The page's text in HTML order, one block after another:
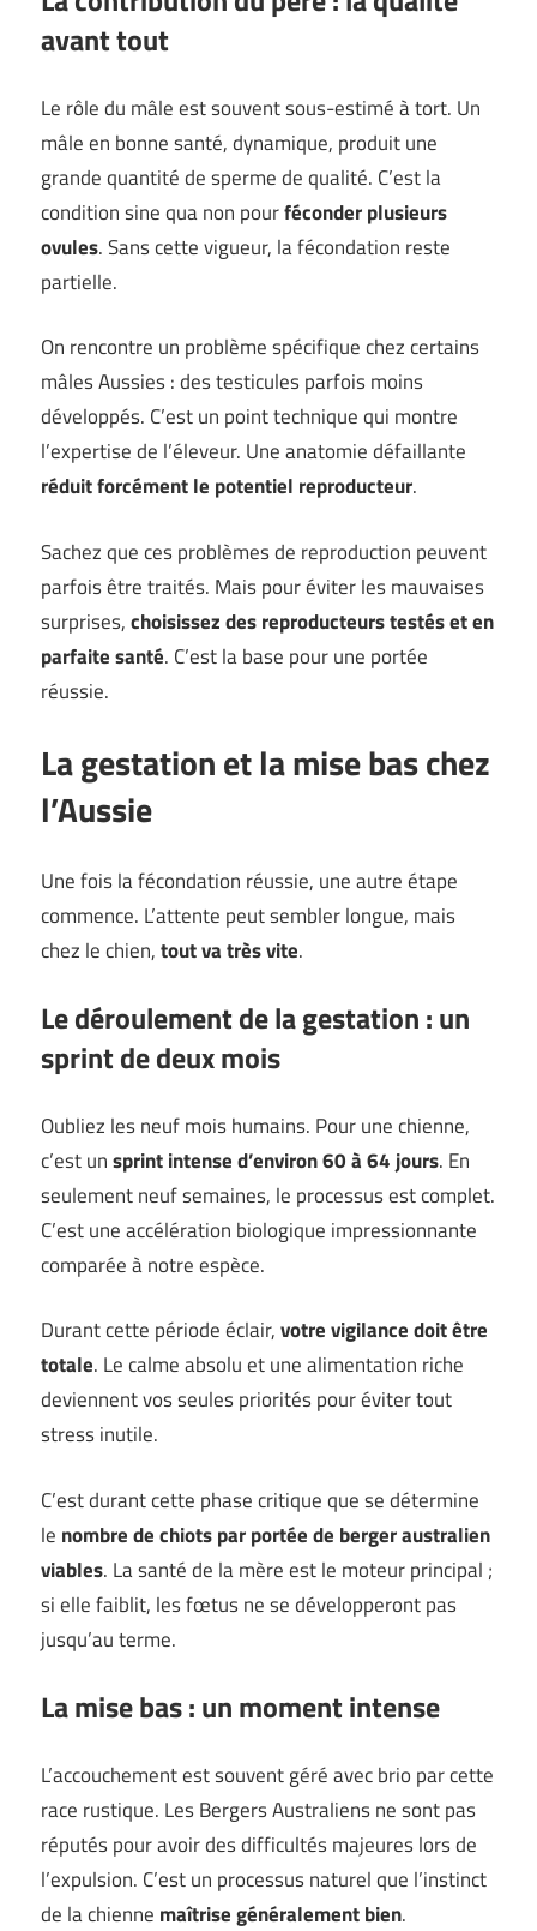
avant tout
Le rôle du mâle est souvent sous-estimé à tort. Un
mâle en bonne santé, dynamique, produit une
grande quantité de sperme de qualité. C’est la
condition sine qua non pourféconder plusieurs
ovules. Sans cette vigueur, la fécondation reste
partielle.
On rencontre un problème spécifique chez certains
mâles Aussies : des testicules parfois moins
développés. C’est un point technique qui montre
l’expertise de l’éleveur. Une anatomie défaillante
réduit forcément le potentiel reproducteur.
Sachez que ces problèmes de reproduction peuvent
parfois être traités. Mais pour éviter les mauvaises
surprises,choisissez des reproducteurs testés et en
parfaite santé. C’est la base pour une portée
réussie.
La gestation et la mise bas chez
l’Aussie
Une fois la fécondation réussie, une autre étape
commence. L’attente peut sembler longue, mais
chez le chien,tout va très vite.
Le déroulement de la gestation : un
sprint de deux mois
Oubliez les neuf mois humains. Pour une chienne,
c’est unsprint intense d’environ 60 à 64 jours. En
seulement neuf semaines, le processus est complet.
C’est une accélération biologique impressionnante
comparée à notre espèce.
Durant cette période éclair,votre vigilance doit être
totale. Le calme absolu et une alimentation riche
deviennent vos seules priorités pour éviter tout
stress inutile.
C’est durant cette phase critique que se détermine
le nombre de chiots par portée de berger australien
viables. La santé de la mère est le moteur principal ;
si elle faiblit, les fœtus ne se développeront pas
jusqu’au terme.
La mise bas : un moment intense
L’accouchement est souvent géré avec brio par cette
race rustique. Les Bergers Australiens ne sont pas
réputés pour avoir des difficultés majeures lors de
l’expulsion. C’est un processus naturel que l’instinct
de la chienne maîtrise généralement bien.